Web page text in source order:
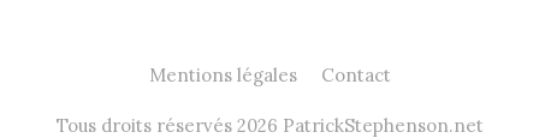
Mentions légales Contact
Tous droits réservés 2026 PatrickStephenson.net